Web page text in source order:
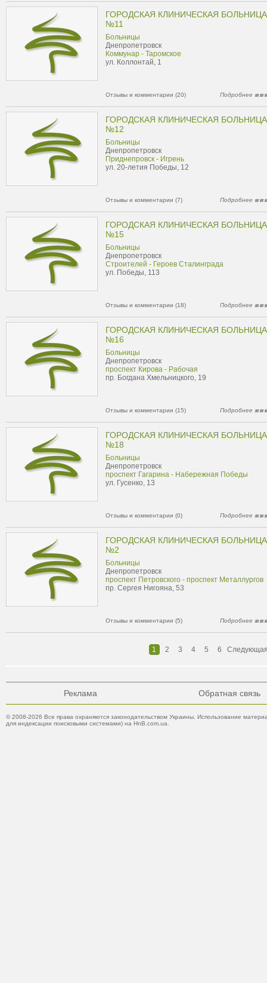
ГОРОДСКАЯ КЛИНИЧЕСКАЯ БОЛЬНИЦА
№11
Больницы
Днепропетровск
Коммунар - Таромское
ул. Коллонтай, 1
Отзывы и комментарии (20) Подробнее
ГОРОДСКАЯ КЛИНИЧЕСКАЯ БОЛЬНИЦА
№12
Больницы
Днепропетровск
Приднепровск - Игрень
ул. 20-летия Победы, 12
Отзывы и комментарии (7) Подробнее
ГОРОДСКАЯ КЛИНИЧЕСКАЯ БОЛЬНИЦА
№15
Больницы
Днепропетровск
Строителей - Героев Сталинграда
ул. Победы, 113
Отзывы и комментарии (18) Подробнее
ГОРОДСКАЯ КЛИНИЧЕСКАЯ БОЛЬНИЦА
№16
Больницы
Днепропетровск
проспект Кирова - Рабочая
пр. Богдана Хмельницкого, 19
Отзывы и комментарии (15) Подробнее
ГОРОДСКАЯ КЛИНИЧЕСКАЯ БОЛЬНИЦА
№18
Больницы
Днепропетровск
проспект Гагарина - Набережная Победы
ул. Гусенко, 13
Отзывы и комментарии (0) Подробнее
ГОРОДСКАЯ КЛИНИЧЕСКАЯ БОЛЬНИЦА
№2
Больницы
Днепропетровск
проспект Петровского - проспект Металлургов
пр. Сергея Нигояна, 53
Отзывы и комментарии (5) Подробнее
1 2 3 4 5 6
Реклама Обратная связь
© 2008-2026 Все права охраняются законодательством Украины. Использование
для индексации поисковыми системами) на HnB.com.ua.